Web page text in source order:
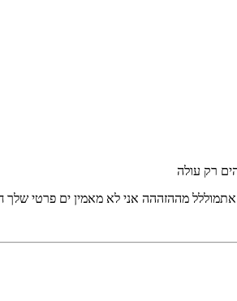
בבוקר ביםם גליםם סוסים ועוד אתמוללל מההזההה אני